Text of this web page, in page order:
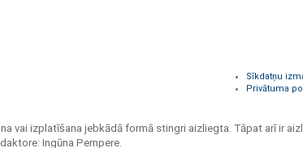
Sīkdatņu
Privātuma
vai izplatīšana jebkādā formā stingri aizliegta. Tāpat arī ir
Ingūna Pempere.